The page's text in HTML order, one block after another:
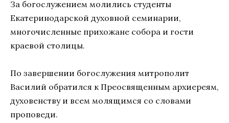
За богослужением молились студенты
Екатеринодарской духовной семинарии,
многочисленные прихожане собора и гости
краевой столицы.
По завершении богослужения митрополит
Василий обратился к Преосвященным архиереям,
духовенству и всем молящимся со словами
проповеди.